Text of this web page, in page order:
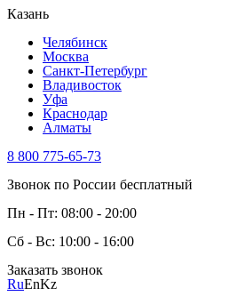
Казань
Челябинск
Москва
Санкт-Петербург
Владивосток
Уфа
Краснодар
Алматы
8 800 775-65-73
Звонок по России бесплатный
Пн - Пт: 08:00 - 20:00
Сб - Вс: 10:00 - 16:00
Заказать звонок
RuEnKz